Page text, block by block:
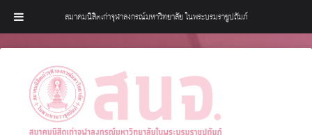
สมาคมนิสิตเก่าจุฬาลงกรณ์มหาวิทยาลัย ในพระบรมราชูปถัมภ์